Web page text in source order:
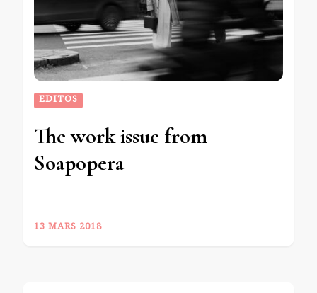
EDITOS
The work issue from
Soapopera
13 MARS 2018